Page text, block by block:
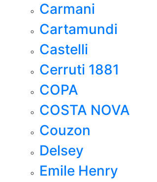
Carmani
Cartamundi
Castelli
Cerruti 1881
COPA
COSTA NOVA
Couzon
Delsey
Emile Henry